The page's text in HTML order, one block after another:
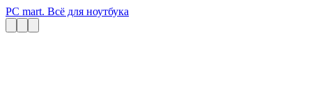
PC mart. Всё для ноутбука